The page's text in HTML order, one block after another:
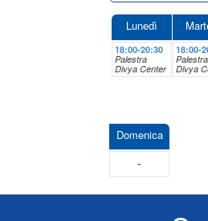
Lunedì
18:00-20:30
Palestra
Divya Center
18:00-
Palestra
Divya
Domenica
-